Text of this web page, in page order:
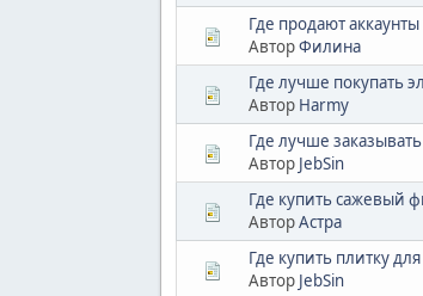
Где продают
АвторФилина
Где лучше покупать
Автор Harmy
Где лучше
Автор JebSin
Где купить сажевый
АвторАстра
Где купить плитку
Автор JebSin